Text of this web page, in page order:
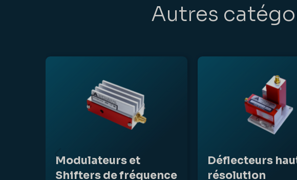
Autres
Modulateurs et
Shifters de fréquence
Déflecteurs
résolution